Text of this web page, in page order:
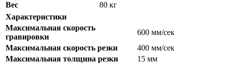
Вес
80 кг
Характеристики
Максимальная скорость
гравировки
600 мм/сек
Максимальная скорость резки
400 мм/сек
Максимальная толщина резки
15 мм